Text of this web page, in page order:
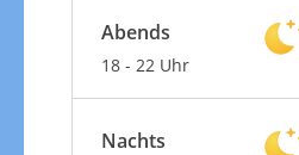
Abends
18 - 22 Uhr
Nachts